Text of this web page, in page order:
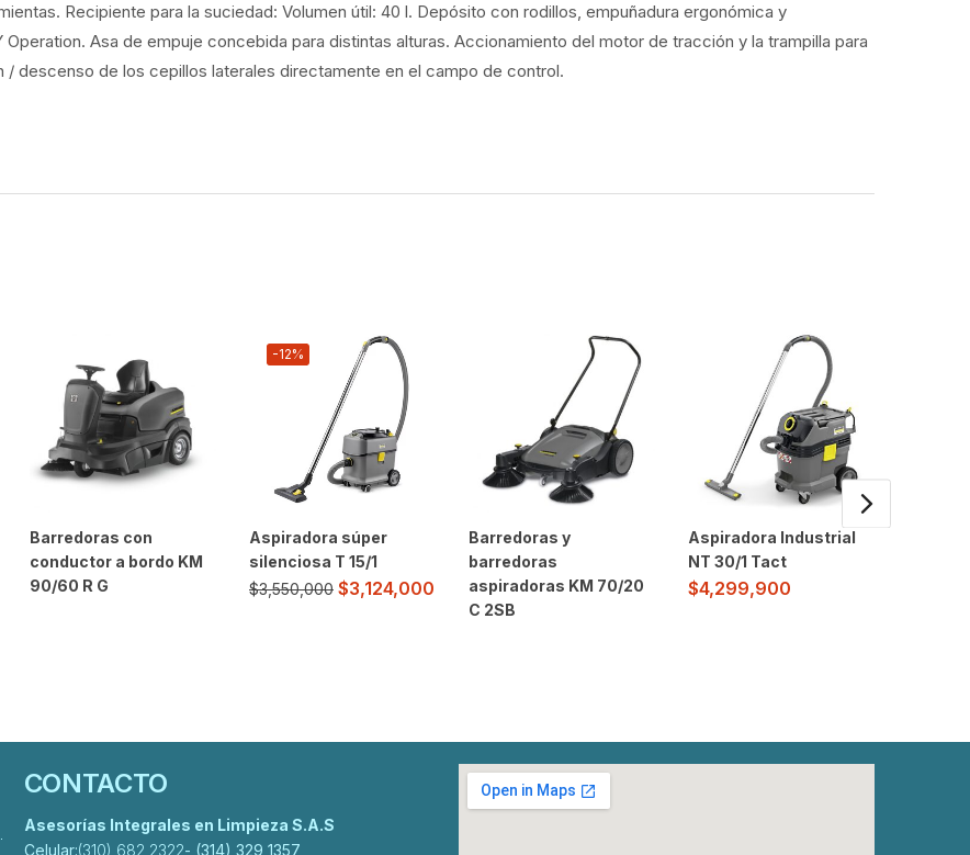
Recipiente para la suciedad: Volumen útil: 40 l. Depósito con rodillos, empuñadura ergonómica y
Asa de empuje concebida para distintas alturas. Accionamiento del motor de tracción y la trampilla para
/ descenso de los cepillos laterales directamente en el campo de control.
Barredoras con
conductor a bordo KM
90/60 R G
-12%
Aspiradora súper
silenciosa T 15/1
$3,550,000 $3,124,000
Barredoras y
barredoras
aspiradoras KM 70/20
C 2SB
Aspiradora Industrial
NT 30/1 Tact
$4,299,900
CONTACTO
Asesorías Integrales en Limpieza S.A.S
Celular:(310) 682 2322- (314) 329 1357